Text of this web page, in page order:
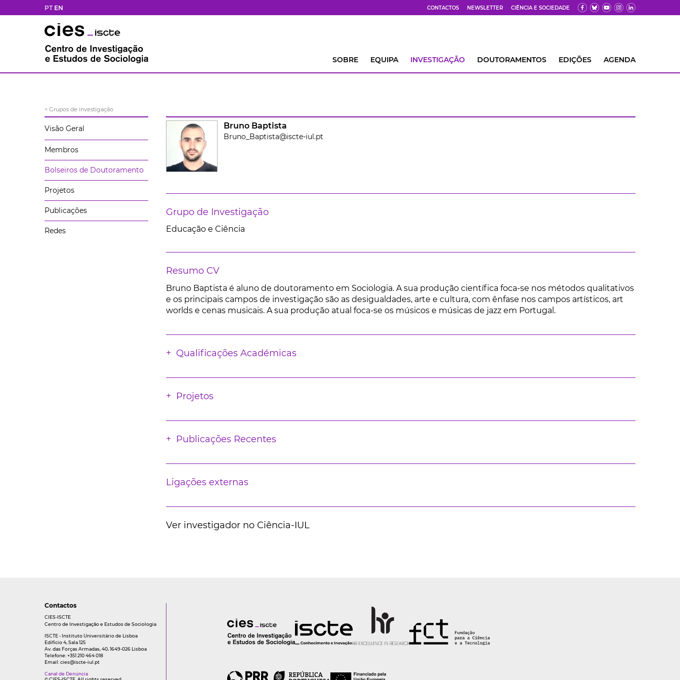
PT EN CONTACTOS NEWSLETTER CIÊNCIA E SOCIEDADE
SOBRE EQUIPA INVESTIGAÇÃO DOUTORAMENTOS EDIÇÕES AGENDA
< Grupos de investigação
Visão Geral
Membros
Bolseiros de Doutoramento
Projetos
Publicações
Redes
Bruno Baptista
Bruno_Baptista@iscte-iul.pt
Grupo de Investigação
Educação e Ciência
Resumo CV
Bruno Baptista é aluno de doutoramento em Sociologia. A sua produção científica foca-se nos métodos qualitativos
e os principais campos de investigação são as desigualdades, arte e cultura, com ênfase nos campos artísticos, art
worlds e cenas musicais. A sua produção atual foca-se os músicos e músicas de jazz em Portugal.
Qualificações Académicas
Projetos
Publicações Recentes
Ligações externas
Ver investigador no Ciência-IUL
Contactos
CIES-ISCTE
Centro de Investigação e Estudos de Sociologia
ISCTE - Instituto Universitário de Lisboa
Edifício 4, Sala 125
Av. das Forças Armadas, 40, 1649-026 Lisboa
Telefone: +351 210 464 018
Email:cies@iscte-iul.pt
Canal de Denúncia